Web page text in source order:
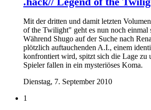
Mit der dritten und damit letzten
of the Twilight" geht es nun noch einmal
Während Shugo auf der Suche nach
plötzlich auftauchenden A.I., einem
konfrontiert wird, spitzt sich die Lage zu
Spieler fallen in ein mysteriöses Koma.
Dienstag, 7. September 2010
1